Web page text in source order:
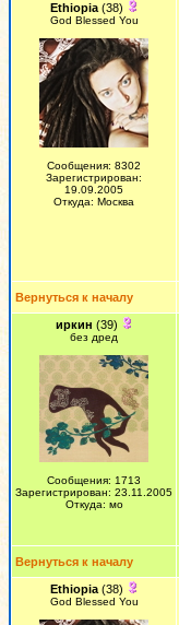
Ethiopia(38)
God Blessed You
Сообщения: 8302
Зарегистрирован:
19.09.2005
Откуда: Москва
Вернуться к началу
иркин (39)
без дред
Сообщения: 1713
Зарегистрирован: 23.11.2005
Откуда: мо
Вернуться к началу
Ethiopia(38)
God Blessed You